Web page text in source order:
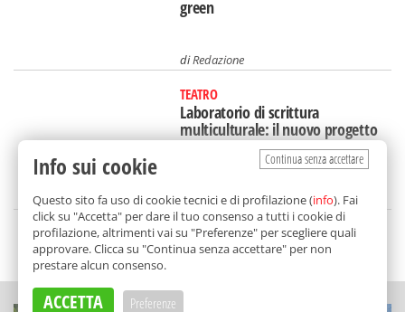
green
diRedazione
TEATRO
Laboratorio di scrittura
multiculturale: il nuovo progetto
di Fiat Lux 2.0 a Catania
diRedazione
SCELTO DA BALARM
Continua senza accettare
Info sui cookie
Questo sito fa uso di cookie tecnici e di profilazione (info). Fai
click su "Accetta" per dare il tuo consenso a tutti i cookie di
profilazione, altrimenti vai su "Preferenze" per scegliere quali
approvare. Clicca su "Continua senza accettare" per non
prestare alcun consenso.
ACCETTA Preferenze